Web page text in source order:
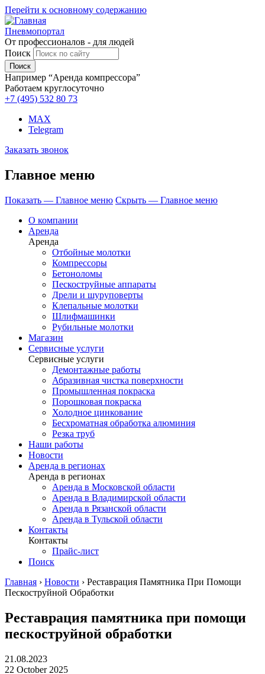
Перейти к основному содержанию
Пневмопортал
От профессионалов - для людей
Поиск
Например “Аренда компрессора”
Работаем круглосуточно
+7 (495) 532 80 73
MAX
Telegram
Заказать звонок
Главное меню
Показать — Главное меню Скрыть — Главное меню
О компании
Аренда
Аренда
Отбойные молотки
Компрессоры
Бетоноломы
Пескоструйные аппараты
Дрели и шуруповерты
Клепальные молотки
Шлифмашинки
Рубильные молотки
Магазин
Сервисные услуги
Сервисные услуги
Демонтажные работы
Абразивная чистка поверхности
Промышленная покраска
Порошковая покраска
Холодное цинкование
Бесхроматная обработка алюминия
Резка труб
Наши работы
Новости
Аренда в регионах
Аренда в регионах
Аренда в Московской области
Аренда в Владимирской области
Аренда в Рязанской области
Аренда в Тульской области
Контакты
Контакты
Прайс-лист
Поиск
Главная › Новости › Реставрация Памятника При Помощи
Пескоструйной Обработки
Реставрация памятника при помощи
пескоструйной обработки
21.08.2023
22 October 2025